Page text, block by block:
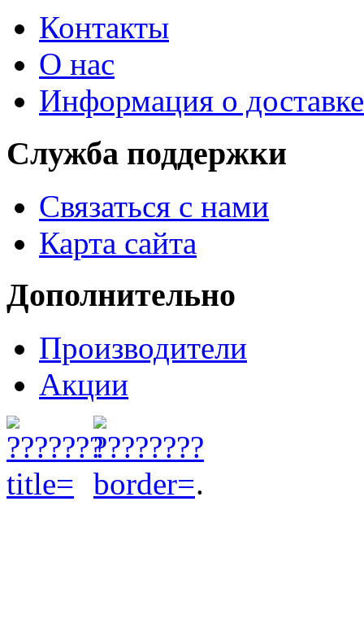
Контакты
О нас
Информация о доставке
Служба поддержки
Связаться с нами
Карта сайта
Дополнительно
Производители
Акции
.